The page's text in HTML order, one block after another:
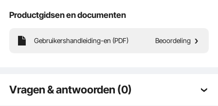
Productgidsen en documenten
Gebruikershandleiding-en (PDF) Beoordeling
Vragen & antwoorden (0)